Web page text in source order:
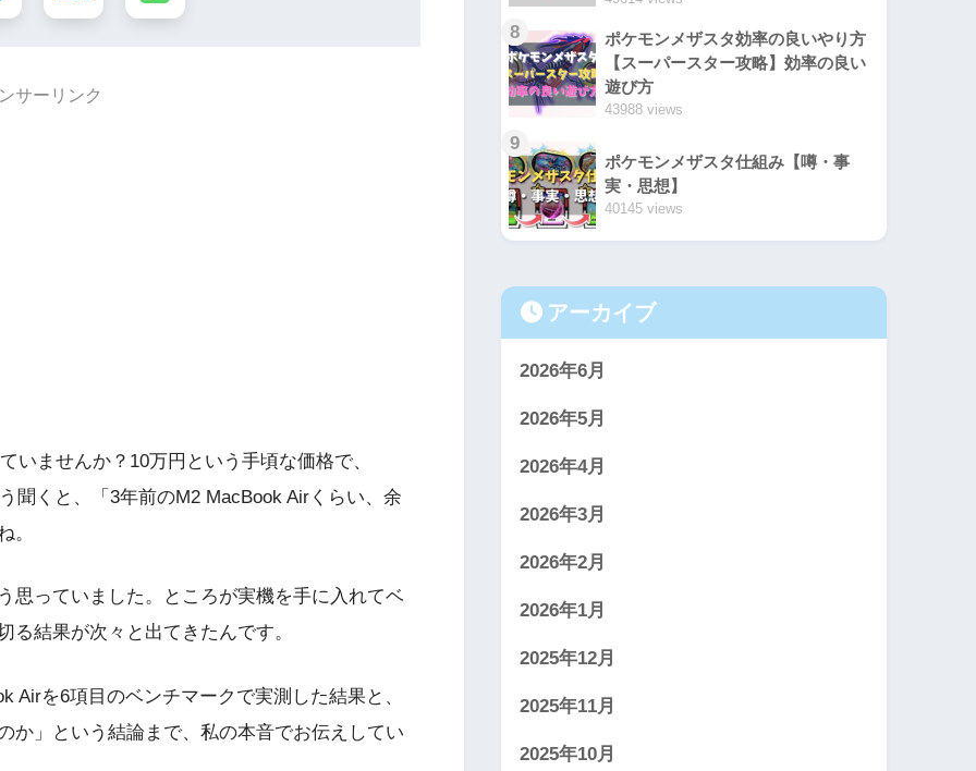
サーリンク
いませんか？10万円という手頃な価格で、
聞くと、「3年前のM2 MacBook Airくらい、余
。
思っていました。ところが実機を手に入れてベ
結果が次々と出てきたんです。
Airを6項目のベンチマークで実測した結果と、
か」という結論まで、私の本音でお伝えしてい
8
ポケモンメザスタ効率の良いやり方
【スーパースター攻略】効率の良い
遊び方
43988 views
9
ポケモンメザスタ仕組み【噂・事
実・思想】
40145 views
アーカイブ
2026年6月
2026年5月
2026年4月
2026年3月
2026年2月
2026年1月
2025年12月
2025年11月
2025年10月